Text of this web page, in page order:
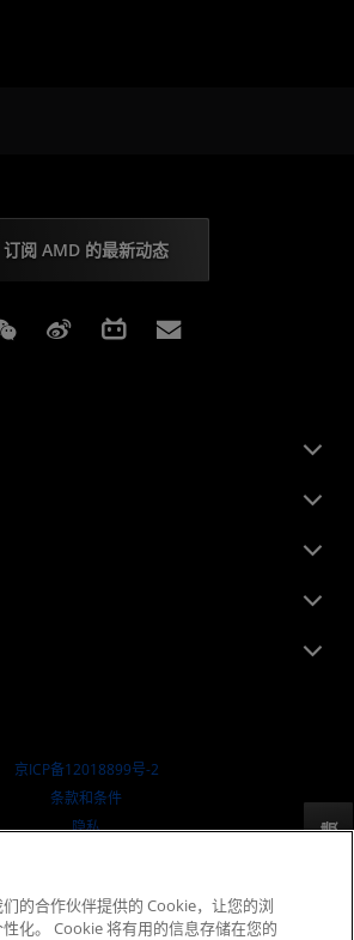
订阅 AMD 的最新动态
Weixin Weibo Bilibili
京ICP备12018899号-2
​条款和条件
隐私
公开公平竞争
反馈
的合作伙伴提供的 Cookie，让您的浏
化。 Cookie 将有用的信息存储在您的